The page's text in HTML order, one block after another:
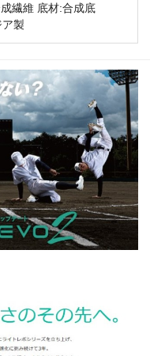
繊維 底材:合成底
製